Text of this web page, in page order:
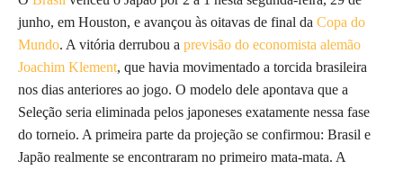
junho, em Houston, e avançou às oitavas de final da Copa do
Mundo. A vitória derrubou a previsão do economista alemão
Joachim Klement, que havia movimentado a torcida brasileira
nos dias anteriores ao jogo. O modelo dele apontava que a
Seleção seria eliminada pelos japoneses exatamente nessa fase
do torneio. A primeira parte da projeção se confirmou: Brasil e
Japão realmente se encontraram no primeiro mata-mata. A